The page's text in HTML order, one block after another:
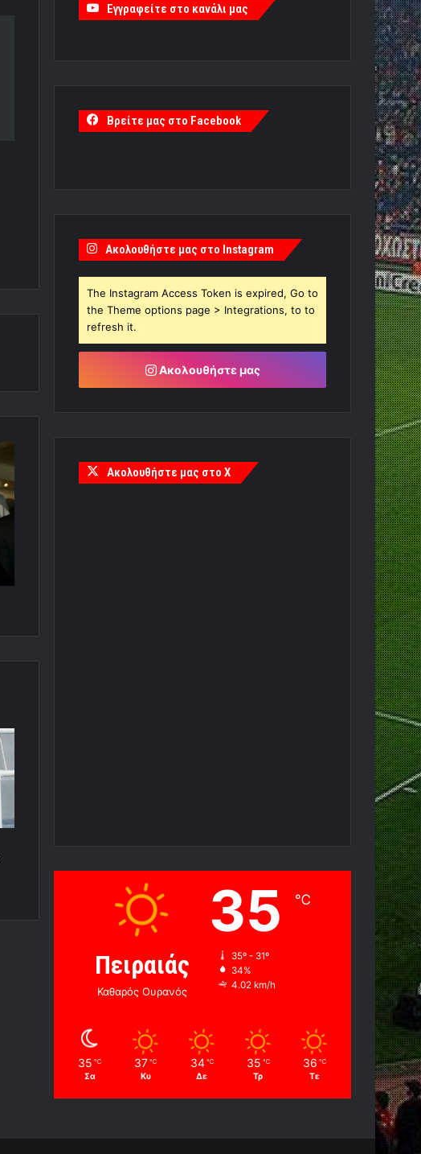
Εγγραφείτε στο κανάλι μας
Βρείτε μας στο Facebook
Ακολουθήστε μας στο Instagram
The Instagram Access Token is expired, Go to
the Theme options page > Integrations, to to
refresh it.
Ακολουθήστε μας
Ακολουθήστε μας στο X
Πειραιάς
Καθαρός Ουρανός
35 ℃
35º - 31º
34%
4.02 km/h
35 ℃
Σα
37 ℃
Κυ
34 ℃
Δε
35 ℃
Τρ
36 ℃
Τε